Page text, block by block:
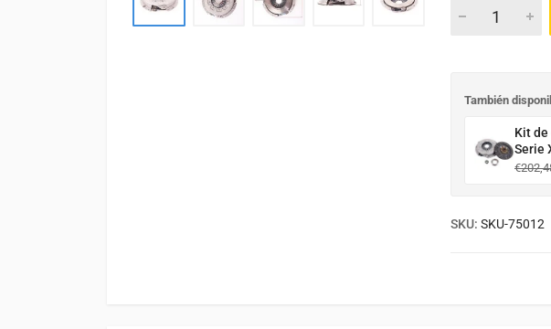
También
Kit de
Serie
€
SKU: SKU-75012